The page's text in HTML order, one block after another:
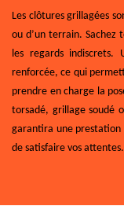
Les clôtures grillagées
ou d’un terrain. Sachez
les regards
renforcée, ce qui
prendre en charge la
torsadé, grillage soudé
garantira une prestation
de satisfaire vos attentes.